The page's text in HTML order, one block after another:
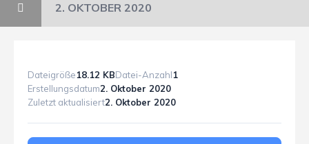
2. OKTOBER 2020
Dateigröße18.12 KBDatei-Anzahl1
Erstellungsdatum2. Oktober 2020
Zuletzt aktualisiert2. Oktober 2020